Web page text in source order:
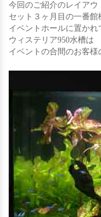
今回のご紹介のレイアウ
セット３ヶ月目の一番館
イベントホールに置かれ
ウィステリア950水槽は
イベントの合間のお客様